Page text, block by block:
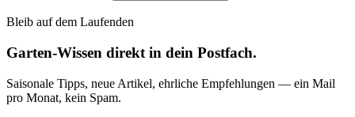
Bleib auf dem Laufenden
Garten-Wissen direkt in dein Postfach.
Saisonale Tipps, neue Artikel, ehrliche Empfehlungen — ein Mail
pro Monat, kein Spam.